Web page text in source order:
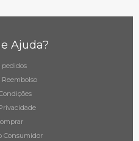
Ajuda?
pedidos
Reembolso
Consumidor